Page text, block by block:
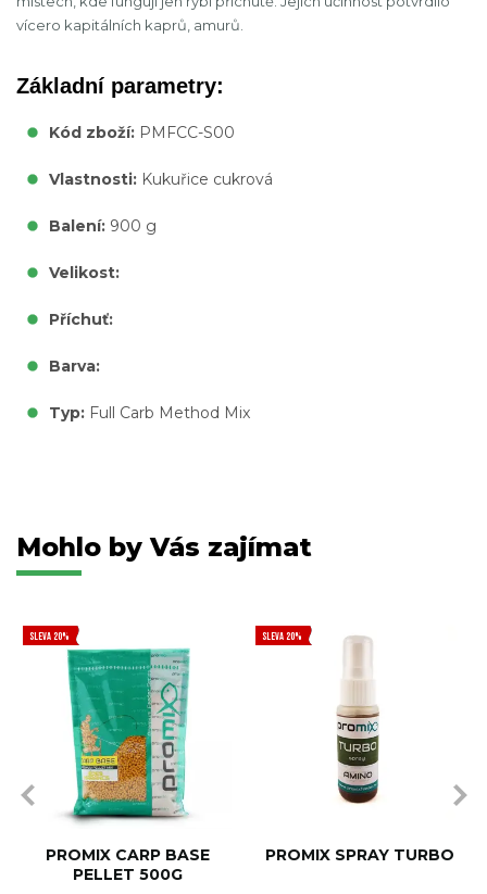
vícero kapitálních kaprů, amurů.
Základní parametry:
Kód zboží: PMFCC-S00
Vlastnosti: Kukuřice cukrová
Balení: 900 g
Velikost:
Příchuť:
Barva:
Typ: Full Carb Method Mix
Mohlo by Vás zajímat
SLEVA 20%
PROMIX CARP BASE
PELLET 500G
SLEVA 20%
PROMIX SPRAY TURBO